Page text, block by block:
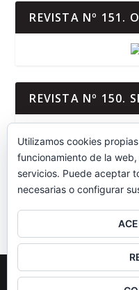
REVISTA Nº 151.
REVISTA Nº 150.
REVISTA Nº 149.
© REVISTA A ESCENA 2023 |
Utilizamos cookies
funcionamiento de la
servicios. Puede aceptar
necesarias o configurar